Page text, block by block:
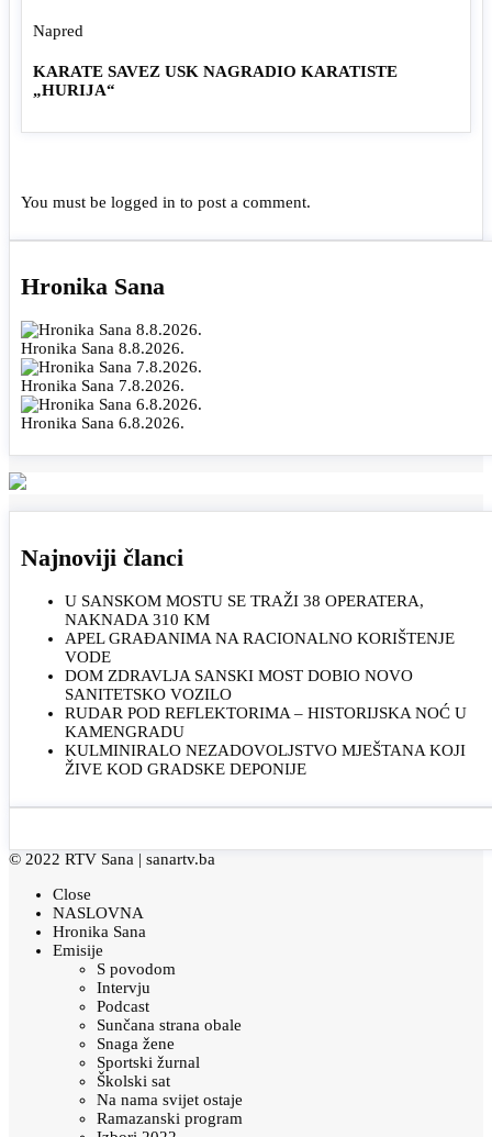
Napred
KARATE SAVEZ USK NAGRADIO KARATISTE
„HURIJA“
You must be logged in to post a comment.
Hronika Sana
Hronika Sana 8.8.2026.
Hronika Sana 7.8.2026.
Hronika Sana 6.8.2026.
Najnoviji članci
U SANSKOM MOSTU SE TRAŽI 38 OPERATERA,
NAKNADA 310 KM
APEL GRAĐANIMA NA RACIONALNO KORIŠTENJE
VODE
DOM ZDRAVLJA SANSKI MOST DOBIO NOVO
SANITETSKO VOZILO
RUDAR POD REFLEKTORIMA – HISTORIJSKA NOĆ U
KAMENGRADU
KULMINIRALO NEZADOVOLJSTVO MJEŠTANA KOJI
ŽIVE KOD GRADSKE DEPONIJE
© 2022 RTV Sana | sanartv.ba
Close
NASLOVNA
Hronika Sana
Emisije
S povodom
Intervju
Podcast
Sunčana strana obale
Snaga žene
Sportski žurnal
Školski sat
Na nama svijet ostaje
Ramazanski program